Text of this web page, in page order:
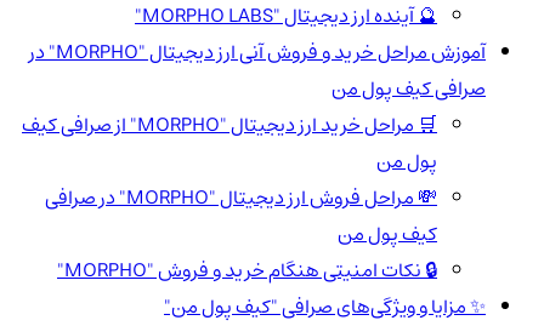
🔮 آینده ارز دیجیتال "MORPHO LABS"
آموزش مراحل خرید و فروش آنی ارز دیجیتال "MORPHO" در
صرافی کیف پول من
🛒 مراحل خرید ارز دیجیتال "MORPHO" از صرافی کیف
پول من
💸 مراحل فروش ارز دیجیتال "MORPHO" در صرافی
کیف پول من
🔒 نکات امنیتی هنگام خرید و فروش "MORPHO"
✨ مزایا و ویژگی‌های صرافی "کیف پول من"